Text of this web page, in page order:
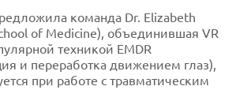
команда Dr. Elizabeth
of Medicine), объединившая VR
техникой EMDR
и переработка движением глаз),
при работе с травматическим